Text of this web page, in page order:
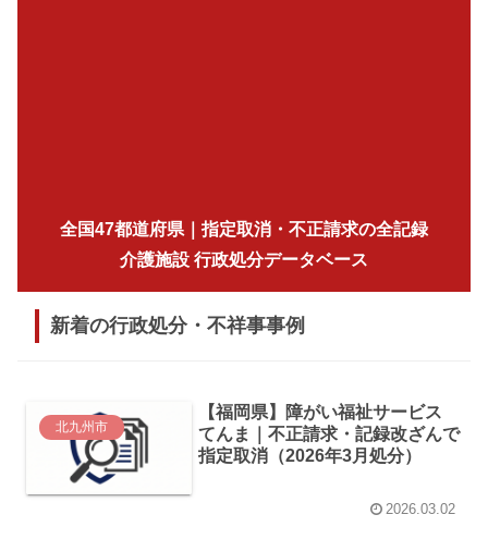
全国47都道府県｜指定取消・不正請求の全記録
介護施設 行政処分データベース
新着の行政処分・不祥事事例
北九州市
【福岡県】障がい福祉サービス
てんま｜不正請求・記録改ざんで
指定取消（2026年3月処分）
2026.03.02